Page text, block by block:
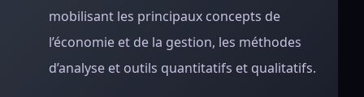
mobilisant les principaux concepts de
l’économie et de la gestion, les méthodes
d’analyse et outils quantitatifs et qualitatifs.